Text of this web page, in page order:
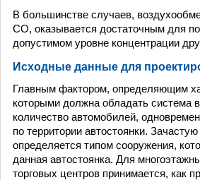
В большинстве случаев,
СО, оказывается достаточным для
допустимом уровне концентрации
Исходные данные для
Главным фактором, определяющим
которыми должна обладать система
количество автомобилей,
по территории автостоянки.
определяется типом сооружения,
данная автостоянка. Для
торговых центров принимается, как